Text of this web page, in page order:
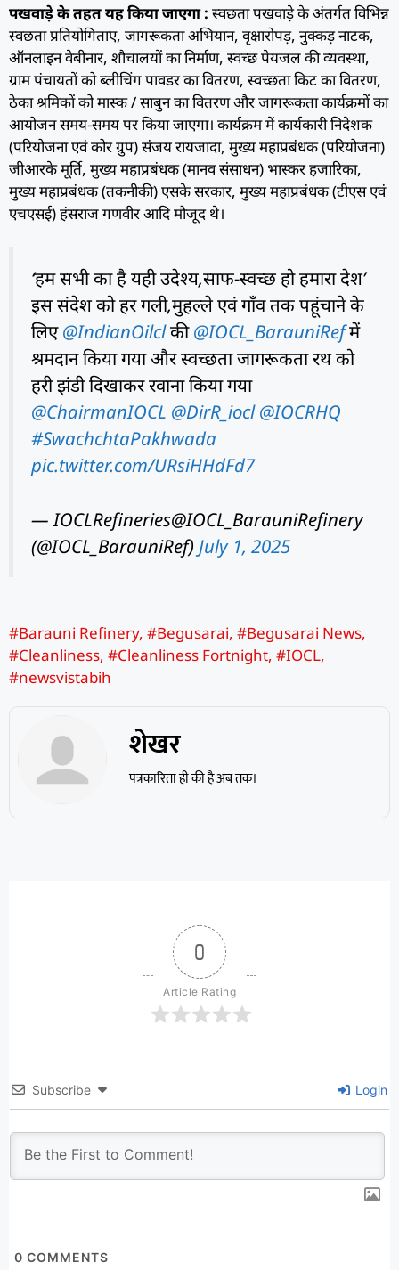
पखवाड़े के तहत यह किया जाएगा : स्वछता पखवाड़े के अंतर्गत विभिन्न
स्वछता प्रतियोगिताए, जागरूकता अभियान, वृक्षारोपड़, नुक्कड़ नाटक,
ऑनलाइन वेबीनार, शौचालयों का निर्माण, स्वच्छ पेयजल की व्यवस्था,
ग्राम पंचायतों को ब्लीचिंग पावडर का वितरण, स्वच्छता किट का वितरण,
ठेका श्रमिकों को मास्क / साबुन का वितरण और जागरूकता कार्यक्रमों का
आयोजन समय-समय पर किया जाएगा। कार्यक्रम में कार्यकारी निदेशक
(परियोजना एवं कोर ग्रुप) संजय रायजादा, मुख्य महाप्रबंधक (परियोजना)
जीआरके मूर्ति, मुख्य महाप्रबंधक (मानव संसाधन) भास्कर हजारिका,
मुख्य महाप्रबंधक (तकनीकी) एसके सरकार, मुख्य महाप्रबंधक (टीएस एवं
एचएसई) हंसराज गणवीर आदि मौजूद थे।
‘हम सभी का है यही उदेश्य,साफ-स्वच्छ हो हमारा देश’
इस संदेश को हर गली,मुहल्ले एवं गाँव तक पहूंचाने के
लिए@IndianOilclकी@IOCL_BarauniRefमें
श्रमदान किया गया और स्वच्छता जागरूकता रथ को
हरी झंडी दिखाकर रवाना किया गया
@ChairmanIOCL @DirR_iocl @IOCRHQ
#SwachchtaPakhwada
pic.twitter.com/URsiHHdFd7
— IOCLRefineries@IOCL_BarauniRefinery
(@IOCL_BarauniRef) July 1, 2025
#Barauni Refinery, #Begusarai, #Begusarai News,
#Cleanliness, #Cleanliness Fortnight, #IOCL,
#newsvistabih
शेखर
पत्रकारिता ही की है अब तक।
0
Article Rating
Subscribe Login
0 COMMENTS